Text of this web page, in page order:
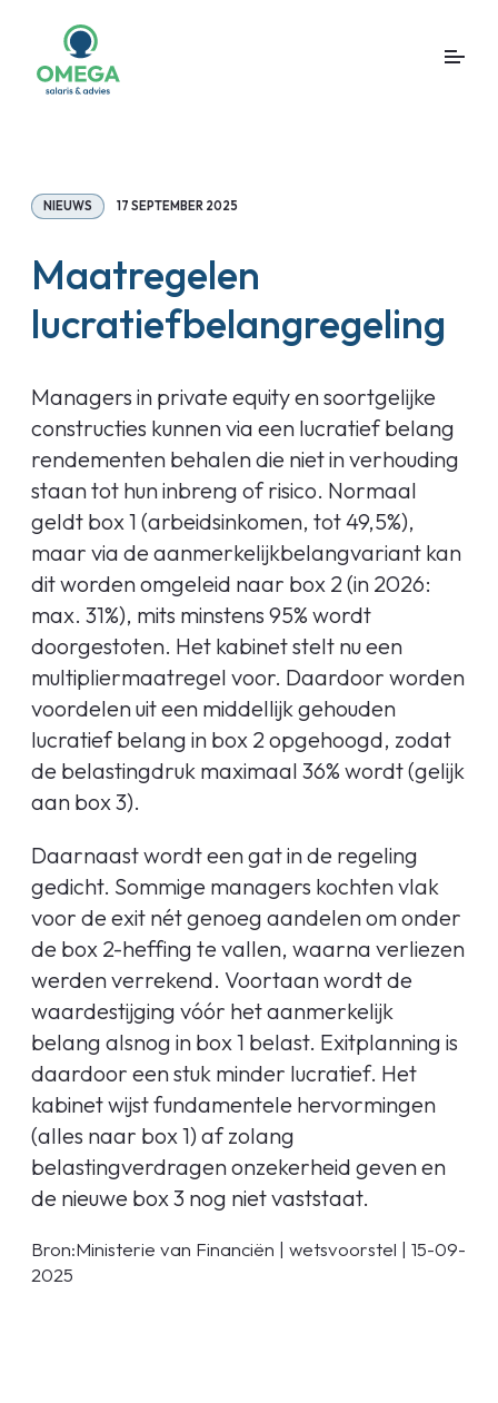
NIEUWS 17 SEPTEMBER 2025
Maatregelen
lucratiefbelangregeling
Managers in private equity en soortgelijke
constructies kunnen via een lucratief belang
rendementen behalen die niet in verhouding
staan tot hun inbreng of risico. Normaal
geldt box 1 (arbeidsinkomen, tot 49,5%),
maar via de aanmerkelijkbelangvariant kan
dit worden omgeleid naar box 2 (in 2026:
max. 31%), mits minstens 95% wordt
doorgestoten. Het kabinet stelt nu een
multipliermaatregel voor. Daardoor worden
voordelen uit een middellijk gehouden
lucratief belang in box 2 opgehoogd, zodat
de belastingdruk maximaal 36% wordt (gelijk
aan box 3).
Daarnaast wordt een gat in de regeling
gedicht. Sommige managers kochten vlak
voor de exit nét genoeg aandelen om onder
de box 2-heffing te vallen, waarna verliezen
werden verrekend. Voortaan wordt de
waardestijging vóór het aanmerkelijk
belang alsnog in box 1 belast. Exitplanning is
daardoor een stuk minder lucratief. Het
kabinet wijst fundamentele hervormingen
(alles naar box 1) af zolang
belastingverdragen onzekerheid geven en
de nieuwe box 3 nog niet vaststaat.
Bron:Ministerie van Financiën | wetsvoorstel | 15-09-
2025